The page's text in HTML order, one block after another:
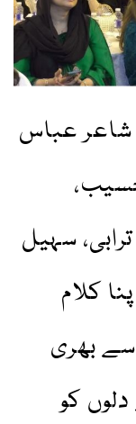
شاعر عباس
سہیل
کلام
بھری
کو